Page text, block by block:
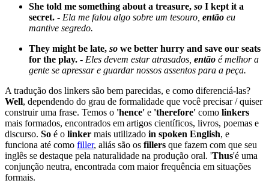
She told me something about a treasure, so I kept it a
secret. - Ela me falou algo sobre um tesouro, então eu
mantive segredo.
They might be late, so we better hurry and save our seats
for the play. - Eles devem estar atrasados, então é melhor a
gente se apressar e guardar nossos assentos para a peça.
A tradução dos linkers são bem parecidas, e como diferenciá-las?
Well, dependendo do grau de formalidade que você precisar / quiser
construir uma frase. Temos o 'hence' e 'therefore' como linkers
mais formados, encontrados em artigos científicos, livros, poemas e
discurso. So é o linker mais utilizado in spoken English, e
funciona até como filler, aliás são os fillers que fazem com que seu
inglês se destaque pela naturalidade na produção oral. 'Thus'é uma
conjunção neutra, encontrada com maior frequência em situações
formais.